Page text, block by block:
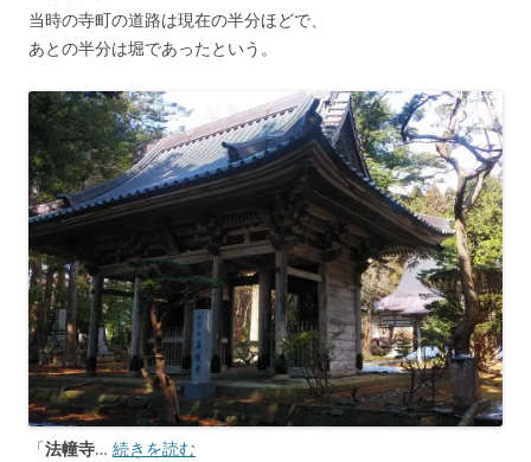
当時の寺町の道路は現在の半分ほどで、
あとの半分は堀であったという。
「法幢寺… 続きを読む